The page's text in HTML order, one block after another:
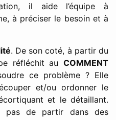
il aide l’équipe à
à préciser le besoin et à
. De son coté, à partir du
réfléchit au COMMENT
ce problème ? Elle
et/ou ordonner le
et le détaillant.
pas de partir dans des